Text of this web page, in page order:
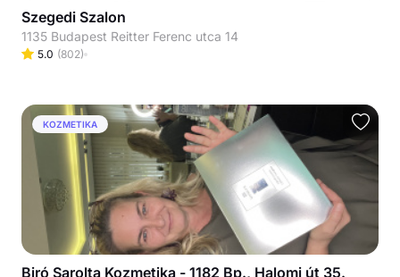
Szegedi Szalon
1135 Budapest Reitter Ferenc utca 14
5.0 (802)
KOZMETIKA
Biró Sarolta Kozmetika - 1182 Bp., Halomi út 35.